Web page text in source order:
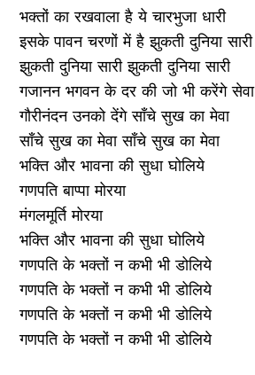
भक्तों का रखवाला है ये चारभुजा धारी
इसके पावन चरणों में है झुकती दुनिया सारी
झुकती दुनिया सारी झुकती दुनिया सारी
गजानन भगवन के दर की जो भी करेंगे सेवा
गौरीनंदन उनको देंगे साँचे सुख का मेवा
साँचे सुख का मेवा साँचे सुख का मेवा
भक्ति और भावना की सुधा घोलिये
गणपति बाप्पा मोरया
मंगलमूर्ति मोरया
भक्ति और भावना की सुधा घोलिये
गणपति के भक्तों न कभी भी डोलिये
गणपति के भक्तों न कभी भी डोलिये
गणपति के भक्तों न कभी भी डोलिये
गणपति के भक्तों न कभी भी डोलिये